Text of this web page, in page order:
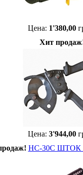
Цена: 1'380,00
Хит
Цена: 3'944,00
НС-30С ШТОК